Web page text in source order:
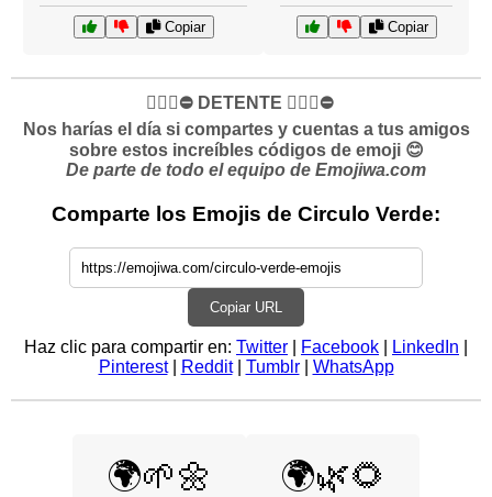
Copiar Copiar
✋🏻🛑⛔️ DETENTE ✋🏻🛑⛔️
Nos harías el día si compartes y cuentas a tus amigos
sobre estos increíbles códigos de emoji 😊
De parte de todo el equipo de Emojiwa.com
Comparte los Emojis de Circulo Verde:
Copiar URL
Haz clic para compartir en: Twitter Facebook LinkedIn
Pinterest| Reddit| Tumblr| WhatsApp
🌍🌱🌼 🌍🌿🌻